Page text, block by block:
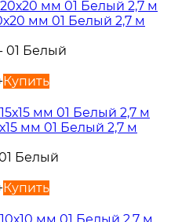
мм 01 Белый 2,7 м
01 Белый
Купить
мм 01 Белый 2,7 м
Белый
Купить